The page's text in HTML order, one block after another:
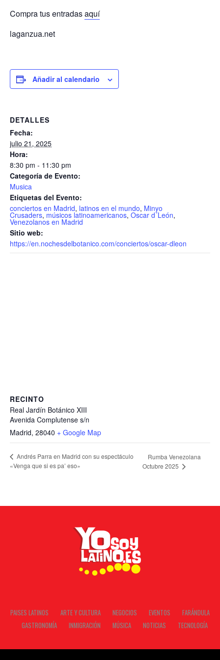
Compra tus entradasaquí
laganzua.net
Añadir al calendario
DETALLES
Fecha:
julio 21, 2025
Hora:
8:30 pm - 11:30 pm
Categoría de Evento:
Musica
Etiquetas del Evento:
conciertos en Madrid, latinos en el mundo, Minyo
Crusaders, músicos latinoamericanos, Oscar d´León,
Venezolanos en Madrid
Sitio web:
https://en.nochesdelbotanico.com/conciertos/oscar-dleon
RECINTO
Real Jardín Botánico XIII
Avenida Complutense s/n
Madrid, 28040 + Google Map
Andrés Parra en Madrid con su espectáculo
«Venga que si es pa’ eso»
Rumba Venezolana
Octubre 2025
PAISES LATINOS ARTE Y CULTURA NEGOCIOS EVENTOS
FARÁNDULA
GASTRONOMÍA
INMIGRACIÓN MÚSICA NOTICIAS TECNOLOGÍA